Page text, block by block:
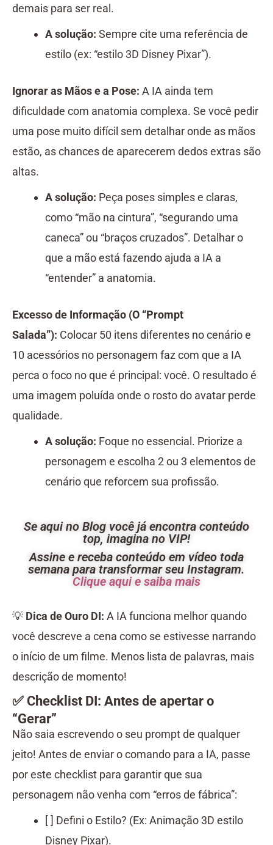
demais para ser real.
A solução: Sempre cite uma referência de
estilo (ex: “estilo 3D Disney Pixar”).
Ignorar as Mãos e a Pose: A IA ainda tem
dificuldade com anatomia complexa. Se você pedir
uma pose muito difícil sem detalhar onde as mãos
estão, as chances de aparecerem dedos extras são
altas.
A solução: Peça poses simples e claras,
como “mão na cintura”, “segurando uma
caneca” ou “braços cruzados”. Detalhar o
que a mão está fazendo ajuda a IA a
“entender” a anatomia.
Excesso de Informação (O “Prompt
Salada”): Colocar 50 itens diferentes no cenário e
10 acessórios no personagem faz com que a IA
perca o foco no que é principal: você. O resultado é
uma imagem poluída onde o rosto do avatar perde
qualidade.
A solução: Foque no essencial. Priorize a
personagem e escolha 2 ou 3 elementos de
cenário que reforcem sua profissão.
Se aqui no Blog você já encontra conteúdo
top, imagina no VIP!
Assine e receba conteúdo em vídeo toda
semana para transformar seu Instagram.
Clique aqui e saiba mais
💡 Dica de Ouro DI: A IA funciona melhor quando
você descreve a cena como se estivesse narrando
o início de um filme. Menos lista de palavras, mais
descrição de momento!
✅ Checklist DI: Antes de apertar o
“Gerar”
Não saia escrevendo o seu prompt de qualquer
jeito! Antes de enviar o comando para a IA, passe
por este checklist para garantir que sua
personagem não venha com “erros de fábrica”:
[ ] Defini o Estilo? (Ex: Animação 3D estilo
Disney Pixar).